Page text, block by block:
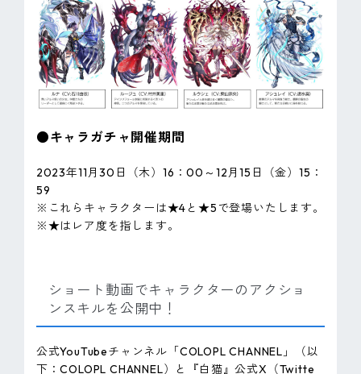
●キャラガチャ開催期間
2023年11月30日（木）16：00～12月15日（金）15：
59
※これらキャラクターは★4と★5で登場いたします。
※★はレア度を指します。
ショート動画でキャラクターのアクショ
ンスキルを公開中！
公式YouTubeチャンネル「COLOPL CHANNEL」（以
下：COLOPL CHANNEL）と『白猫』公式X（Twitte